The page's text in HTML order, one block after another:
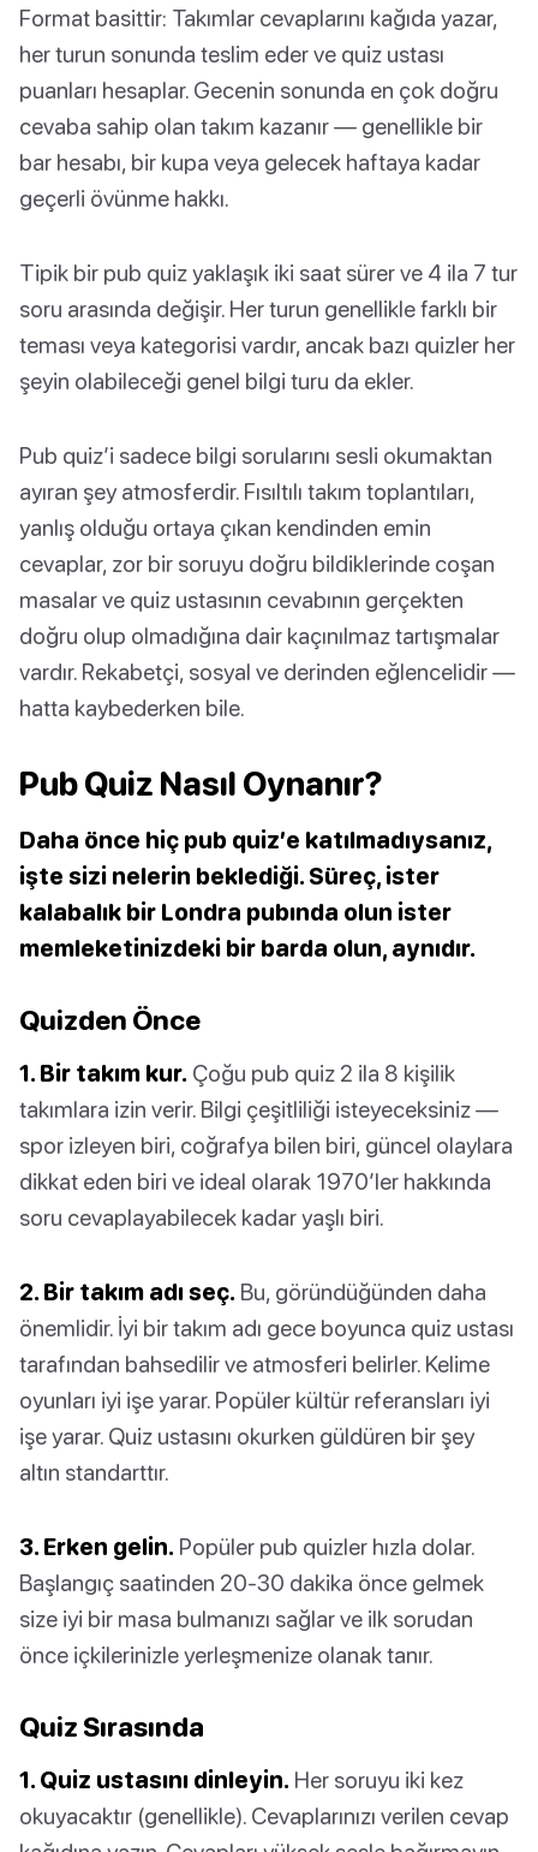
Format basittir: Takımlar cevaplarını kağıda yazar,
her turun sonunda teslim eder ve quiz ustası
puanları hesaplar. Gecenin sonunda en çok doğru
cevaba sahip olan takım kazanır — genellikle bir
bar hesabı, bir kupa veya gelecek haftaya kadar
geçerli övünme hakkı.
Tipik bir pub quiz yaklaşık iki saat sürer ve 4 ila 7 tur
soru arasında değişir. Her turun genellikle farklı bir
teması veya kategorisi vardır, ancak bazı quizler her
şeyin olabileceği genel bilgi turu da ekler.
Pub quiz’i sadece bilgi sorularını sesli okumaktan
ayıran şey atmosferdir. Fısıltılı takım toplantıları,
yanlış olduğu ortaya çıkan kendinden emin
cevaplar, zor bir soruyu doğru bildiklerinde coşan
masalar ve quiz ustasının cevabının gerçekten
doğru olup olmadığına dair kaçınılmaz tartışmalar
vardır. Rekabetçi, sosyal ve derinden eğlencelidir —
hatta kaybederken bile.
Pub Quiz Nasıl Oynanır?
Daha önce hiç pub quiz’e katılmadıysanız,
işte sizi nelerin beklediği. Süreç, ister
kalabalık bir Londra pubında olun ister
memleketinizdeki bir barda olun, aynıdır.
Quizden Önce
1. Bir takım kur. Çoğu pub quiz 2 ila 8 kişilik
takımlara izin verir. Bilgi çeşitliliği isteyeceksiniz —
spor izleyen biri, coğrafya bilen biri, güncel olaylara
dikkat eden biri ve ideal olarak 1970’ler hakkında
soru cevaplayabilecek kadar yaşlı biri.
2. Bir takım adı seç. Bu, göründüğünden daha
önemlidir. İyi bir takım adı gece boyunca quiz ustası
tarafından bahsedilir ve atmosferi belirler. Kelime
oyunları iyi işe yarar. Popüler kültür referansları iyi
işe yarar. Quiz ustasını okurken güldüren bir şey
altın standarttır.
3. Erken gelin. Popüler pub quizler hızla dolar.
Başlangıç saatinden 20-30 dakika önce gelmek
size iyi bir masa bulmanızı sağlar ve ilk sorudan
önce içkilerinizle yerleşmenize olanak tanır.
Quiz Sırasında
1. Quiz ustasını dinleyin. Her soruyu iki kez
okuyacaktır (genellikle). Cevaplarınızı verilen cevap